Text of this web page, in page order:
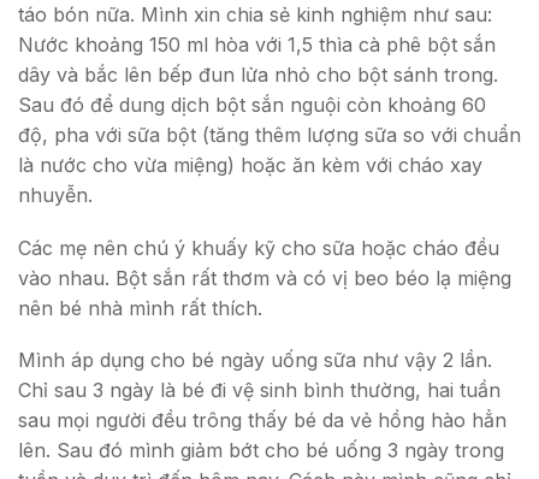
táo bón nữa. Mình xin chia sẻ kinh nghiệm như sau:
Nước khoảng 150 ml hòa với 1,5 thìa cà phê bột sắn
dây và bắc lên bếp đun lửa nhỏ cho bột sánh trong.
Sau đó để dung dịch bột sắn nguội còn khoảng 60
độ, pha với sữa bột (tăng thêm lượng sữa so với chuẩn
là nước cho vừa miệng) hoặc ăn kèm với cháo xay
nhuyễn.
Các mẹ nên chú ý khuấy kỹ cho sữa hoặc cháo đều
vào nhau. Bột sắn rất thơm và có vị beo béo lạ miệng
nên bé nhà mình rất thích.
Mình áp dụng cho bé ngày uống sữa như vậy 2 lần.
Chỉ sau 3 ngày là bé đi vệ sinh bình thường, hai tuần
sau mọi người đều trông thấy bé da vẻ hồng hào hẳn
lên. Sau đó mình giảm bớt cho bé uống 3 ngày trong